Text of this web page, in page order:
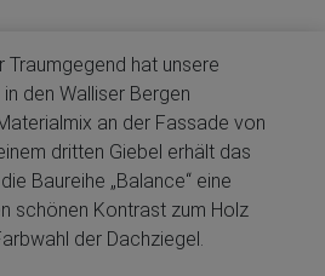
Traumgegend hat unsere
den Walliser Bergen
an der Fassade von
dritten Giebel erhält das
Baureihe „Balance“ eine
schönen Kontrast zum Holz
der Dachziegel.